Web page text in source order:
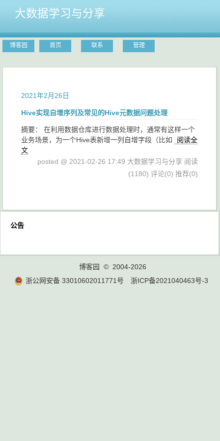
大数据学习与分享
博客园 首页 联系 管理
2021年2月26日
Hive实现自增序列及常见的Hive元数据问题处理
摘要： 在利用数据仓库进行数据处理时，通常有这样一个
业务场景，为一个Hive表新增一列自增字段（比如
阅读全
文
posted @ 2021-02-26 17:49 大数据学习与分享 阅读
(1180) 评论(0) 推荐(0)
公告
博客园
© 2004-2026
浙公网安备 33010602011771号
浙ICP备2021040463号-3